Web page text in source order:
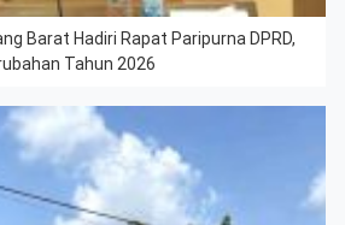
Barat Hadiri Rapat Paripurna DPRD,
Tahun 2026